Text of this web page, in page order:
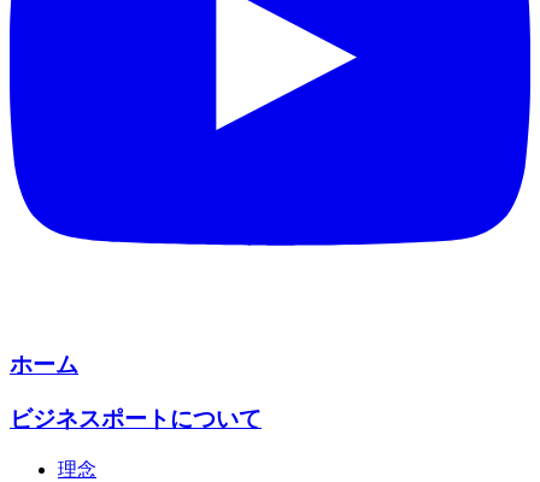
ホーム
ビジネスポートについて
理念